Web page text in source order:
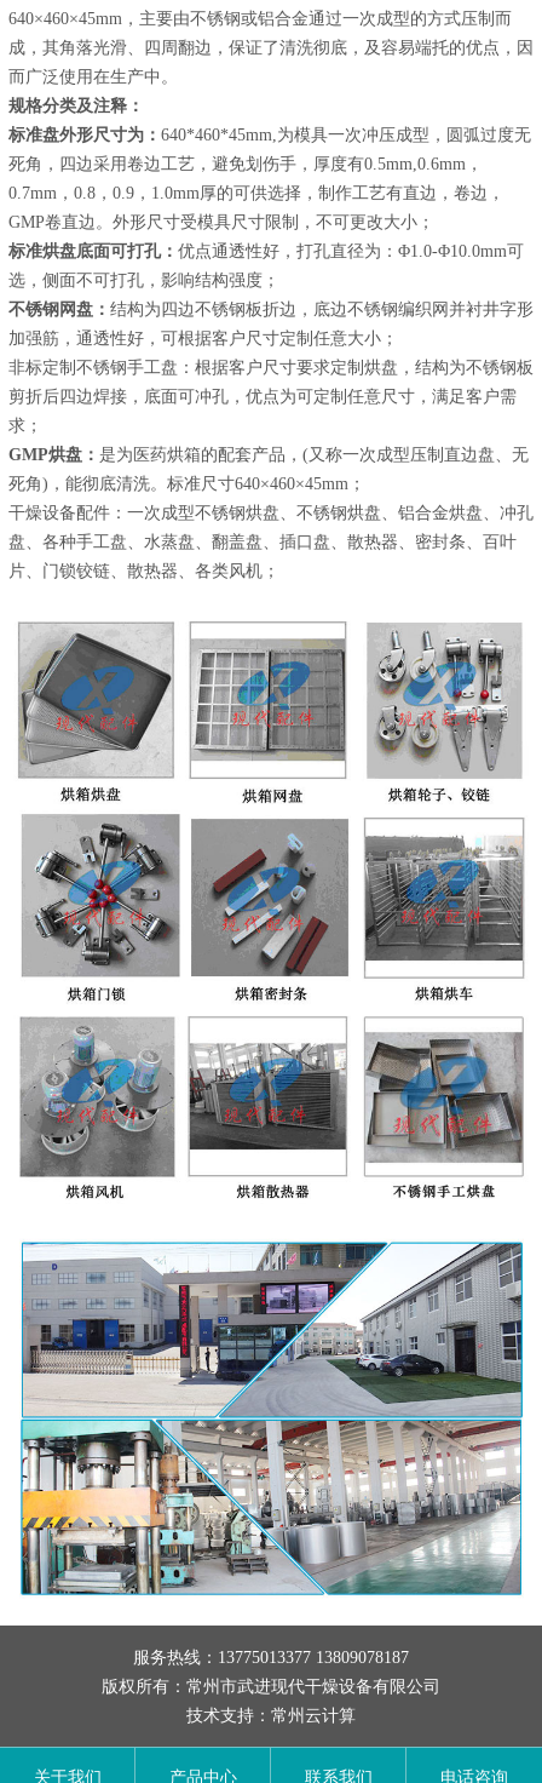
640×460×45mm，主要由不锈钢或铝合金通过一次成型的方式压制而
成，其角落光滑、四周翻边，保证了清洗彻底，及容易端托的优点，因
而广泛使用在生产中。
规格分类及注释：
标准盘外形尺寸为： 640*460*45mm,为模具一次冲压成型，圆弧过度无
死角，四边采用卷边工艺，避免划伤手，厚度有0.5mm,0.6mm，
0.7mm，0.8，0.9，1.0mm厚的可供选择，制作工艺有直边，卷边，
GMP卷直边。外形尺寸受模具尺寸限制，不可更改大小；
标准烘盘底面可打孔： 优点通透性好，打孔直径为：Φ1.0-Φ10.0mm可
选，侧面不可打孔，影响结构强度；
不锈钢网盘： 结构为四边不锈钢板折边，底边不锈钢编织网并衬井字形
加强筋，通透性好，可根据客户尺寸定制任意大小；
非标定制不锈钢手工盘：根据客户尺寸要求定制烘盘，结构为不锈钢板
剪折后四边焊接，底面可冲孔，优点为可定制任意尺寸，满足客户需
求；
GMP烘盘： 是为医药烘箱的配套产品，(又称一次成型压制直边盘、无
死角)，能彻底清洗。标准尺寸640×460×45mm；
干燥设备配件：一次成型不锈钢烘盘、不锈钢烘盘、铝合金烘盘、冲孔
盘、各种手工盘、水蒸盘、翻盖盘、插口盘、散热器、密封条、百叶
片、门锁铰链、散热器、各类风机；
服务热线：13775013377 13809078187
版权所有：常州市武进现代干燥设备有限公司
技术支持： 常州云计算
关于我们 产品中心 联系我们 电话咨询